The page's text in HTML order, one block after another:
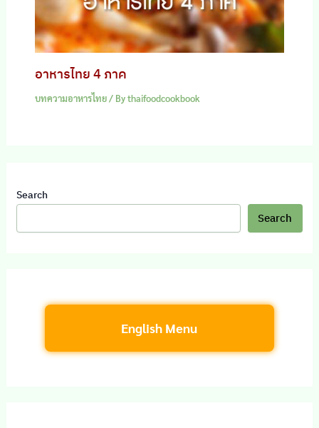
อาหารไทย 4 ภาค
บทความอาหารไทย/ Bythaifoodcookbook
Search
Search
English Menu